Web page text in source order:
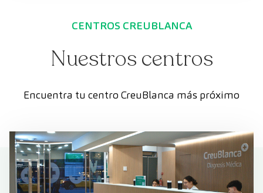
CENTROS CREUBLANCA
Nuestros centros
Encuentra tu centro CreuBlanca más próximo